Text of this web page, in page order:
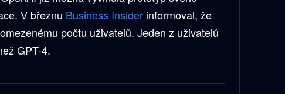
V březnu Business Insider informoval, že
počtu uživatelů. Jeden z uživatelů
GPT-4.